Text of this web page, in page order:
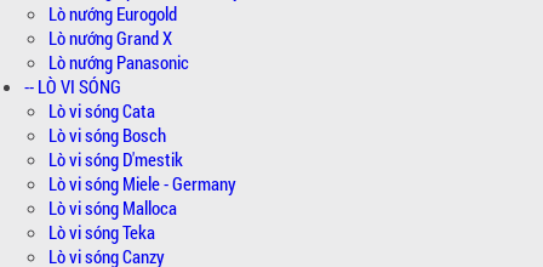
Lò nướng Eurogold
Lò nướng Grand X
Lò nướng Panasonic
-- LÒ VI SÓNG
Lò vi sóng Cata
Lò vi sóng Bosch
Lò vi sóng D'mestik
Lò vi sóng Miele - Germany
Lò vi sóng Malloca
Lò vi sóng Teka
Lò vi sóng Canzy